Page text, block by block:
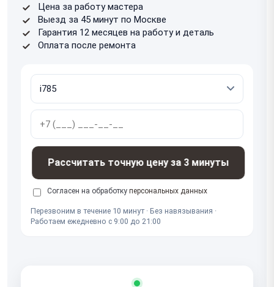
Цена за работу мастера
Выезд за 45 минут по Москве
Гарантия 12 месяцев на работу и деталь
Оплата после ремонта
Рассчитать точную цену за 3 минуты
Согласен на обработку персональных данных
Перезвоним в течение 10 минут · Без навязывания ·
Работаем ежедневно с 9:00 до 21:00